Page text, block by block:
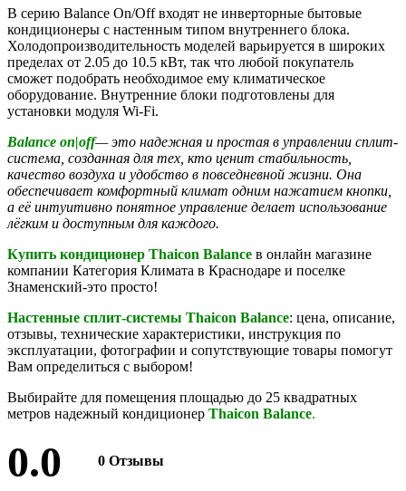
В серию Balance On/Off входят не инверторные бытовые
кондиционеры с настенным типом внутреннего блока.
Холодопроизводительность моделей варьируется в широких
пределах от 2.05 до 10.5 кВт, так что любой покупатель
сможет подобрать необходимое ему климатическое
оборудование. Внутренние блоки подготовлены для
установки модуля Wi-Fi.
Balance on|off— это надежная и простая в управлении сплит-
система, созданная для тех, кто ценит стабильность,
качество воздуха и удобство в повседневной жизни. Она
обеспечивает комфортный климат одним нажатием кнопки,
а её интуитивно понятное управление делает использование
лёгким и доступным для каждого.
Купить кондиционер Thaicon Balance в онлайн магазине
компании Категория Климата в Краснодаре и поселке
Знаменский-это просто!
Настенные сплит-системы Thaicon Balance: цена, описание,
отзывы, технические характеристики, инструкция по
эксплуатации, фотографии и сопутствующие товары помогут
Вам определиться с выбором!
Выбирайте для помещения площадью до 25 квадратных
метров надежный кондиционер Thaicon Balance.
0.0 0 Отзывы